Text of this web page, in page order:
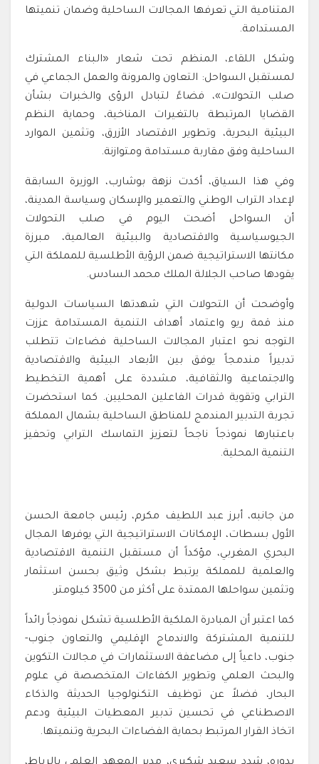
المتنامية التي تعرفها المجالات الساحلية وضمان تنميتها
المستدامة.
وشكل اللقاء، المنظم تحت شعار «البناء المشترك
لمستقبل السواحل: التعاون والمرونة والعمل الجماعي في
صلب التحولات»، فضاءً لتبادل الرؤى والخبرات بشأن
القضايا المرتبطة بالتغيرات المناخية، وحماية النظم
البيئية البحرية، وتطوير الاقتصاد الأزرق، وتثمين الموارد
الساحلية وفق مقاربة مستدامة ومتوازنة.
وفي هذا السياق، أكدت نزهة بوشارب، الوزيرة السابقة
لإعداد التراب الوطني والتعمير والإسكان وسياسة المدينة،
أن السواحل أضحت اليوم في صلب التحولات
الجيوسياسية والاقتصادية والبيئية العالمية، مبرزة
مكانتها الاستراتيجية ضمن الرؤية الأطلسية للمملكة التي
يقودها صاحب الجلالة الملك محمد السادس.
وأوضحت أن التحولات التي شهدتها السياسات الدولية
منذ قمة ريو واعتماد أهداف التنمية المستدامة عززت
التوجه نحو اعتبار المجالات الساحلية فضاءات تتطلب
تدبيراً مندمجاً يوفق بين الأبعاد البيئية والاقتصادية
والاجتماعية والثقافية، مشددة على أهمية التخطيط
الترابي وتقوية قدرات الفاعلين المحليين. كما استحضرت
تجربة التدبير المندمج للمناطق الساحلية بشمال المملكة
باعتبارها نموذجاً ناجحاً لتعزيز التماسك الترابي وتحفيز
التنمية المحلية.
من جانبه، أبرز عبد اللطيف مكرم، رئيس جامعة الحسن
الأول بسطات، الإمكانات الاستراتيجية التي يوفرها المجال
البحري المغربي، مؤكداً أن مستقبل التنمية الاقتصادية
والعلمية للمملكة يرتبط بشكل وثيق بحسن استثمار
وتثمين سواحلها الممتدة على أكثر من 3500 كيلومتر.
كما اعتبر أن المبادرة الملكية الأطلسية تشكل نموذجاً رائداً
للتنمية المشتركة والاندماج الإقليمي والتعاون جنوب-
جنوب، داعياً إلى مضاعفة الاستثمارات في مجالات التكوين
والبحث العلمي وتطوير الكفاءات المتخصصة في علوم
البحار، فضلاً عن توظيف التكنولوجيا الحديثة والذكاء
الاصطناعي في تحسين تدبير المعطيات البيئية ودعم
اتخاذ القرار المرتبط بحماية الفضاءات البحرية وتنميتها.